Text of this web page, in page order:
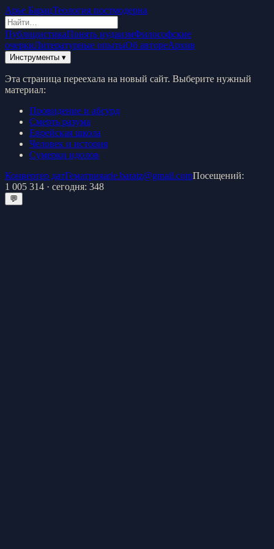
Арье БарацТеология постмодерна
ПублицистикаПонять иудаизмФилософские
очеркиЛитературные опытыОб автореАрхив
Инструменты ▾
Эта страница переехала на новый сайт. Выберите нужный
материал:
Провидение и абсурд
Смерть разума
Еврейская школа
Человек и история
Сумерки идолов
Конвертер датГематрияarie.baratz@gmail.comПосещений:
1 005 314 · сегодня: 348
💬